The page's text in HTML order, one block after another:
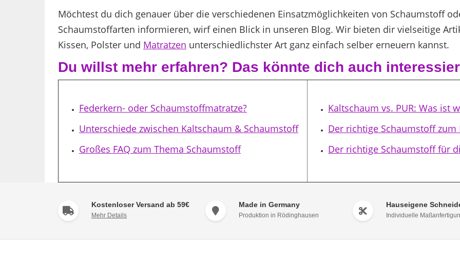
Möchtest du dich genauer über die verschiedenen Einsatzmöglichkeiten von Schaumstoff
Schaumstoffarten informieren, wirf einen Blick in unseren Blog. Wir bieten dir vielseitige
Kissen, Polster und Matratzen unterschiedlichster Art ganz einfach selber erneuern kannst.
Du willst mehr erfahren? Das könnte dich auch
Federkern- oder Schaumstoffmatratze?
Unterschiede zwischen Kaltschaum & Schaumstoff
Großes FAQ zum Thema Schaumstoff
Kaltschaum vs. PUR: Was ist
Der richtige Schaumstoff zum
Der richtige Schaumstoff für
Kostenloser Versand ab 59€
Mehr Details
Made in Germany
Produktion in Rödinghausen
Hauseigene
Individuelle